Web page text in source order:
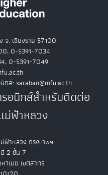
จ. เชียงราย 57100
0-5391-7034
0-5391-7049
กส์: saraban@mfu.ac.th
อนิกส์สำหรับติดต่อ
ม่ฟ้าหลวง
ฟ้าหลวง กรุงเทพฯ
2 ชั้น 7
าเมฆ เขตสาทร